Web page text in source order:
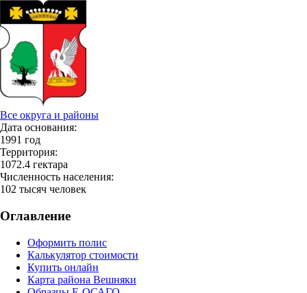
Все округа и районы
Дата основания:
1991 год
Территория:
1072.4 гектара
Численность населения:
102 тысяч человек
Оглавление
Оформить полис
Калькулятор стоимости
Купить онлайн
Карта района Вешняки